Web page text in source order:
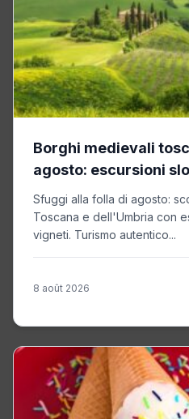
Borghi medievali
agosto: escursioni
castelli
Sfuggi alla folla di agosto:
Toscana e dell'Umbria con
vigneti. Turismo autentico...
8 août 2026